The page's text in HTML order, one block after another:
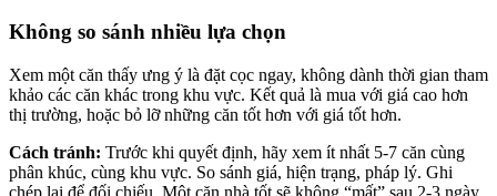
Không so sánh nhiều lựa chọn
Xem một căn thấy ưng ý là đặt cọc ngay, không dành thời gian tham
khảo các căn khác trong khu vực. Kết quả là mua với giá cao hơn
thị trường, hoặc bỏ lỡ những căn tốt hơn với giá tốt hơn.
Cách tránh: Trước khi quyết định, hãy xem ít nhất 5-7 căn cùng
phân khúc, cùng khu vực. So sánh giá, hiện trạng, pháp lý. Ghi
chép lại để đối chiếu. Một căn nhà tốt sẽ không “mất” sau 2-3 ngày